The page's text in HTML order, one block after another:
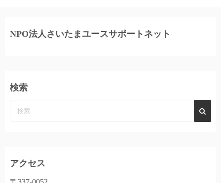
NPO法人さいたまユースサポートネット
検索
アクセス